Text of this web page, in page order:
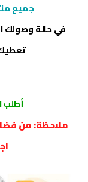
جميع
في حالة وصولك
أطلب
ملاحظة: من